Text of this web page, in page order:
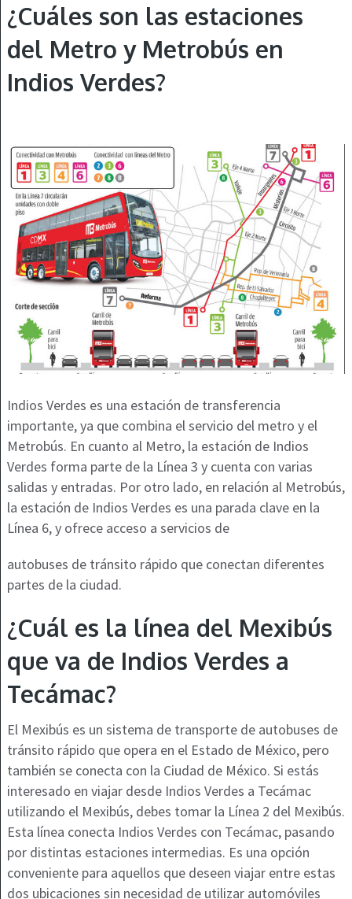
¿Cuáles son las estaciones
del Metro y Metrobús en
Indios Verdes?
Indios Verdes es una estación de transferencia
importante, ya que combina el servicio del metro y el
Metrobús. En cuanto al Metro, la estación de Indios
Verdes forma parte de la Línea 3 y cuenta con varias
salidas y entradas. Por otro lado, en relación al Metrobús,
la estación de Indios Verdes es una parada clave en la
Línea 6, y ofrece acceso a servicios de
autobuses de tránsito rápido que conectan diferentes
partes de la ciudad.
¿Cuál es la línea del Mexibús
que va de Indios Verdes a
Tecámac?
El Mexibús es un sistema de transporte de autobuses de
tránsito rápido que opera en el Estado de México, pero
también se conecta con la Ciudad de México. Si estás
interesado en viajar desde Indios Verdes a Tecámac
utilizando el Mexibús, debes tomar la Línea 2 del Mexibús.
Esta línea conecta Indios Verdes con Tecámac, pasando
por distintas estaciones intermedias. Es una opción
conveniente para aquellos que deseen viajar entre estas
dos ubicaciones sin necesidad de utilizar automóviles